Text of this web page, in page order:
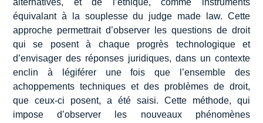
alternatives, et de l’éthique, comme instruments
équivalant à la souplesse du judge made law. Cette
approche permettrait d’observer les questions de droit
qui se posent à chaque progrès technologique et
d’envisager des réponses juridiques, dans un contexte
enclin à légiférer une fois que l’ensemble des
achoppements techniques et des problèmes de droit,
que ceux-ci posent, a été saisi. Cette méthode, qui
impose d’observer les nouveaux phénomènes